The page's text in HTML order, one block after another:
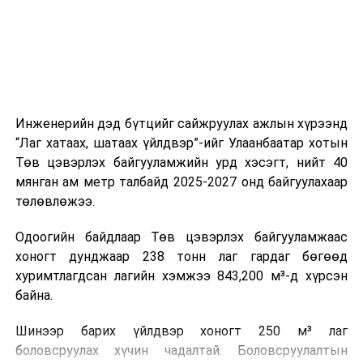
өдөр тутмын ажлын бэлэн байдлыг хангах зэрэг
практик ур чадварыг сургалтын хөтөлбөрт тусгажээ.
Сургалтыг танилцуулах лекц, асуулт-хариулт,
жишээнд суурилсан сургалт, багаар ажиллах дасгал,
танилцах, онцгой нөхцөлд ажиллах дадлага зэрэг
онол, практик хосолсон хэлбэрээр зохион байгуулж
байна.
зохион байгуулах Үндэсний хорооны Ажлын алба,
Нийслэлийн тээврийн газар, Автотээврийн үндэсний
Инженерийн дэд бүтцийг сайжруулах ажлын хүрээнд
“Лаг хатаах, шатаах үйлдвэр”-ийг Улаанбаатар хотын
Төв цэвэрлэх байгууламжийн урд хэсэгт, нийт 40
мянган ам метр талбайд 2025-2027 онд байгуулахаар
төлөвлөжээ.
Одоогийн байдлаар Төв цэвэрлэх байгууламжаас
хоногт дунджаар 238 тонн лаг гардаг бөгөөд
хуримтлагдсан лагийн хэмжээ 843,200 м³-д хүрсэн
байна.
Шинээр барих үйлдвэр хоногт 250 м³ лаг
боловсруулах хүчин чадалтай. Боловсруулалтын